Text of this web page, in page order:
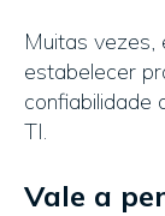
Muitas vezes,
estabelecer
confiabilidade
TI.
Vale a